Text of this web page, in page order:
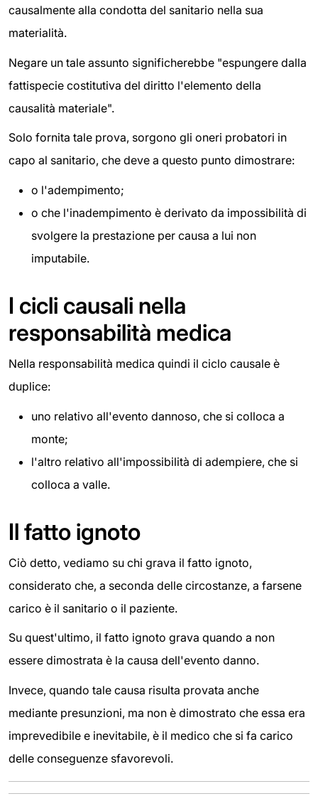
causalmente alla condotta del sanitario nella sua
materialità.
Negare un tale assunto significherebbe "espungere dalla
fattispecie costitutiva del diritto l'elemento della
causalità materiale".
Solo fornita tale prova, sorgono gli oneri probatori in
capo al sanitario, che deve a questo punto dimostrare:
o l'adempimento;
o che l'inadempimento è derivato da impossibilità di
svolgere la prestazione per causa a lui non
imputabile.
I cicli causali nella
responsabilità medica
Nella responsabilità medica quindi il ciclo causale è
duplice:
uno relativo all'evento dannoso, che si colloca a
monte;
l'altro relativo all'impossibilità di adempiere, che si
colloca a valle.
Il fatto ignoto
Ciò detto, vediamo su chi grava il fatto ignoto,
considerato che, a seconda delle circostanze, a farsene
carico è il sanitario o il paziente.
Su quest'ultimo, il fatto ignoto grava quando a non
essere dimostrata è la causa dell'evento danno.
Invece, quando tale causa risulta provata anche
mediante presunzioni, ma non è dimostrato che essa era
imprevedibile e inevitabile, è il medico che si fa carico
delle conseguenze sfavorevoli.